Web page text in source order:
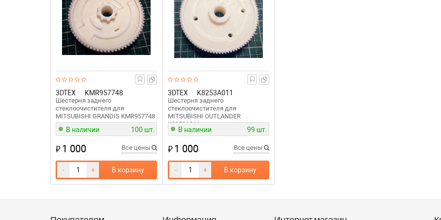
3DTEX KMR957748
Шестерня заднего
стеклоочистителя для
MITSUBISHI GRANDIS KMR957748
В наличии 100 шт.
₽1 000 Все цены
- + В корзину
3DTEX K8253A011
Шестерня заднего
стеклоочистителя для
MITSUBISHI OUTLANDER
K8253A011
В наличии 99 шт.
₽1 000 Все цены
- + В корзину